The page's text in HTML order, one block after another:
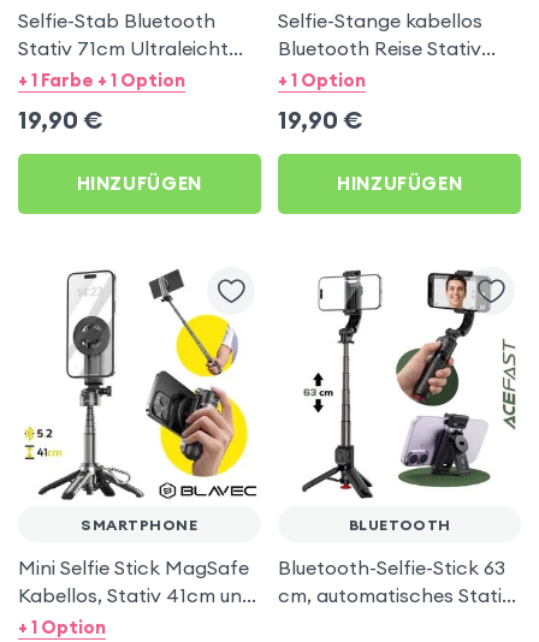
Selfie-Stab Bluetooth
Stativ 71cm Ultraleicht
Tragbar Weiß
+ 1 Farbe + 1 Option
19,90 €
HINZUFÜGEN
Selfie-Stange kabellos
Bluetooth Reise Stativ
stabil 71cm - Weiß
+ 1 Option
19,90 €
HINZUFÜGEN
SMARTPHONE
Mini Selfie Stick MagSafe
Kabellos, Stativ 41cm und
Griff - Schwarz
+ 1 Option
BLUETOOTH
Bluetooth-Selfie-Stick 63
cm, automatisches Stativ